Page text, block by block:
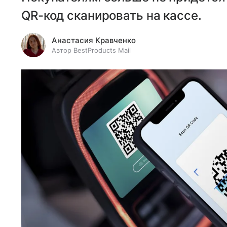
QR-код сканировать на кассе.
Анастасия Кравченко
Автор BestProducts Mail